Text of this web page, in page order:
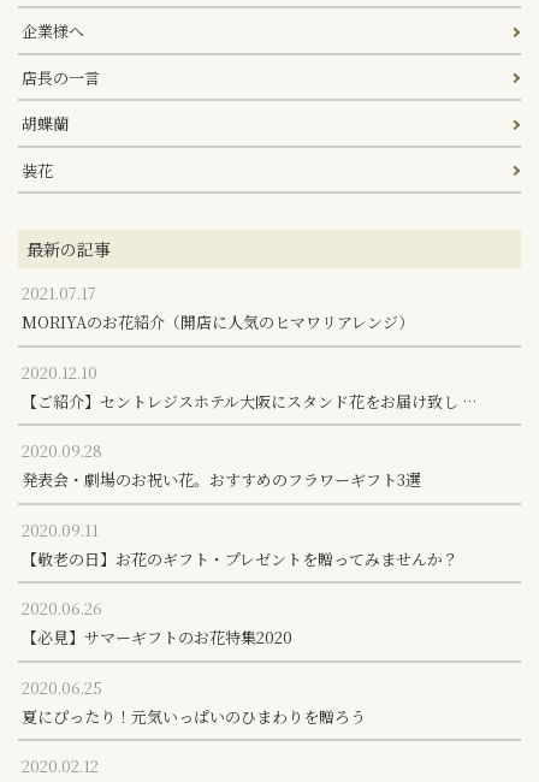
企業様へ
店長の一言
胡蝶蘭
装花
最新の記事
2021.07.17
MORIYAのお花紹介（開店に人気のヒマワリアレンジ）
2020.12.10
【ご紹介】セントレジスホテル大阪にスタンド花をお届け致し …
2020.09.28
発表会・劇場のお祝い花。おすすめのフラワーギフト3選
2020.09.11
【敬老の日】お花のギフト・プレゼントを贈ってみませんか？
2020.06.26
【必見】サマーギフトのお花特集2020
2020.06.25
夏にぴったり！元気いっぱいのひまわりを贈ろう
2020.02.12